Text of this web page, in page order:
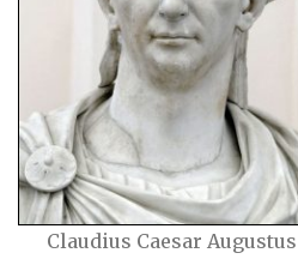
Claudius Caesar Augustus